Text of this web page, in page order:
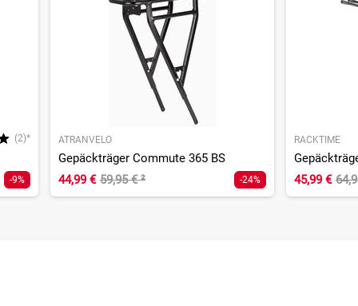
(2)*
-9%
ATRANVELO
Gepäckträger Commute 365 BS
44,99 € 59,95 €² -24%
RACKTIME
45,99 €